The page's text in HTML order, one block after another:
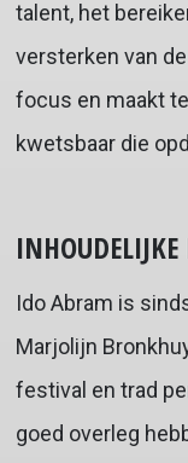
talent, het
versterken van
focus en maakt
kwetsbaar die
Ido Abram is
Marjolijn
festival en trad
goed overleg